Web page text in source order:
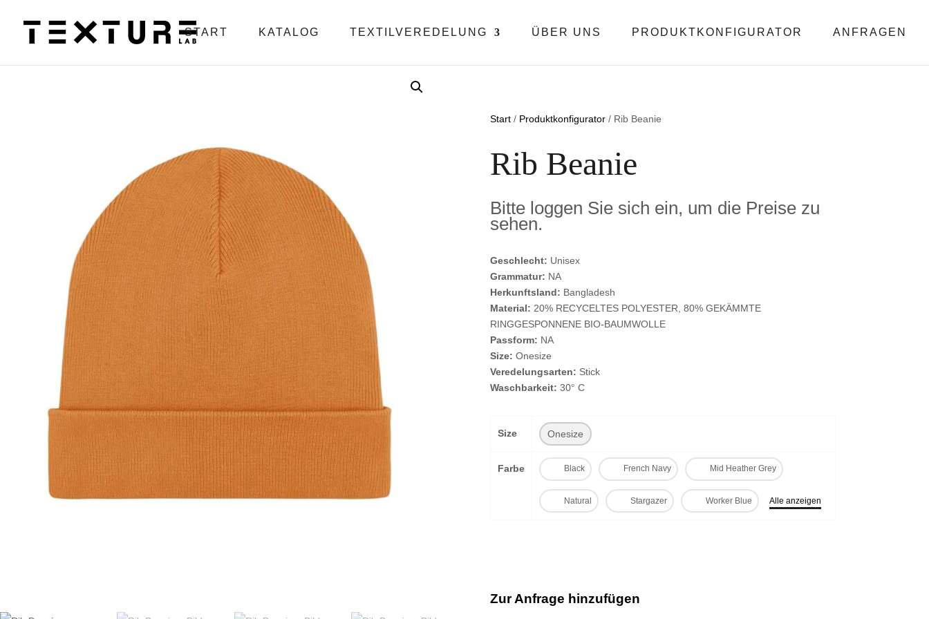
START KATALOG TEXTILVEREDELUNG ÜBER UNS PRODUKTKONFIGURATOR ANFRAGEN
Start/ Produktkonfigurator/ Rib Beanie
Rib Beanie
Bitte loggen Sie sich ein, um die Preise zu
sehen.
Geschlecht: Unisex
Grammatur: NA
Herkunftsland: Bangladesh
Material: 20% RECYCELTES POLYESTER, 80% GEKÄMMTE
RINGGESPONNENE BIO-BAUMWOLLE
Passform: NA
Size: Onesize
Veredelungsarten: Stick
Waschbarkeit: 30° C
Size Onesize
Farbe Black French Navy Mid Heather Grey
Natural Stargazer Worker Blue Alle anzeigen
Zur Anfrage hinzufügen